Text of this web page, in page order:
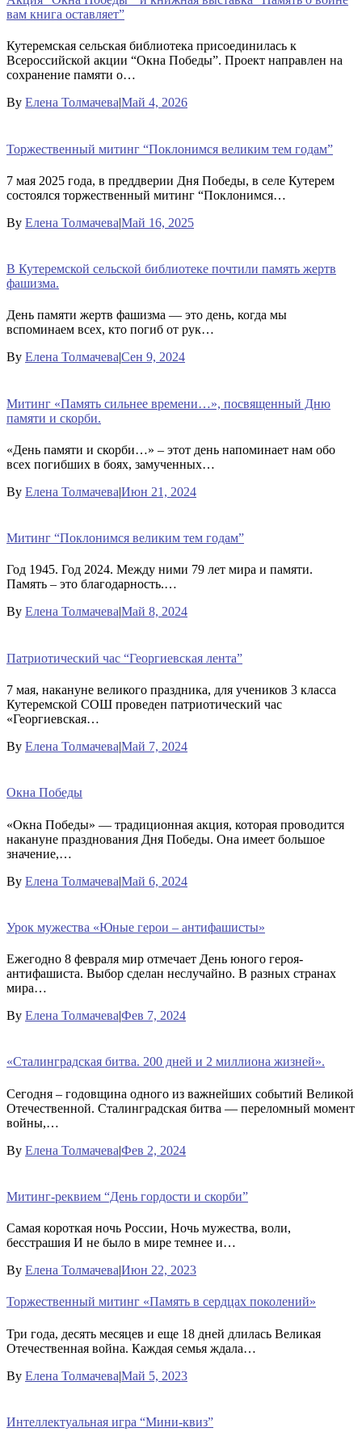
вам книга оставляет”
Кутеремская сельская библиотека присоединилась к
Всероссийской акции “Окна Победы”. Проект направлен на
сохранение памяти о…
By Елена Толмачева|Май 4, 2026
Торжественный митинг “Поклонимся великим тем годам”
7 мая 2025 года, в преддверии Дня Победы, в селе Кутерем
состоялся торжественный митинг “Поклонимся…
By Елена Толмачева|Май 16, 2025
В Кутеремской сельской библиотеке почтили память жертв
фашизма.
День памяти жертв фашизма — это день, когда мы
вспоминаем всех, кто погиб от рук…
By Елена Толмачева|Сен 9, 2024
Митинг «Память сильнее времени…», посвященный Дню
памяти и скорби.
«День памяти и скорби…» – этот день напоминает нам обо
всех погибших в боях, замученных…
By Елена Толмачева|Июн 21, 2024
Митинг “Поклонимся великим тем годам”
Год 1945. Год 2024. Между ними 79 лет мира и памяти.
Память – это благодарность.…
By Елена Толмачева|Май 8, 2024
Патриотический час “Георгиевская лента”
7 мая, накануне великого праздника, для учеников 3 класса
Кутеремской СОШ проведен патриотический час
«Георгиевская…
By Елена Толмачева|Май 7, 2024
Окна Победы
«Окна Победы» — традиционная акция, которая проводится
накануне празднования Дня Победы. Она имеет большое
значение,…
By Елена Толмачева|Май 6, 2024
Урок мужества «Юные герои – антифашисты»
Ежегодно 8 февраля мир отмечает День юного героя-
антифашиста. Выбор сделан неслучайно. В разных странах
мира…
By Елена Толмачева|Фев 7, 2024
«Сталинградская битва. 200 дней и 2 миллиона жизней».
Сегодня – годовщина одного из важнейших событий Великой
Отечественной. Сталинградская битва — переломный момент
войны,…
By Елена Толмачева|Фев 2, 2024
Митинг-реквием “День гордости и скорби”
Самая короткая ночь России, Ночь мужества, воли,
бесстрашия И не было в мире темнее и…
By Елена Толмачева|Июн 22, 2023
Торжественный митинг «Память в сердцах поколений»
Три года, десять месяцев и еще 18 дней длилась Великая
Отечественная война. Каждая семья ждала…
By Елена Толмачева|Май 5, 2023
Интеллектуальная игра “Мини-квиз”